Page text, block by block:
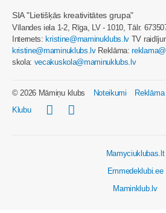
SIA "Lietišķās kreativitātes grupa"
Vīlandes iela 1-2, Rīga, LV - 1010, Tālr.
Internets: kristine@maminuklubs.lv TV
kristine@maminuklubs.lvReklāma:
skola: vecakuskola@maminuklubs.lv
© 2026 Māmiņu klubs Noteikumi
Klubu
Mamyciuklubas.lt
Emmedeklubi.ee
Maminklub.lv